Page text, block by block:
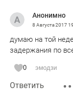
Анонимно
8 Августа 2017
думаю на той
задержания по
0 эмодзи
Ответить